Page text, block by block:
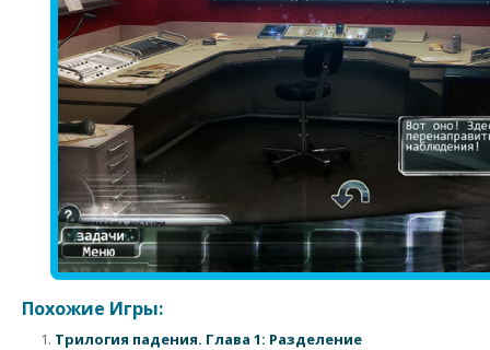
Похожие Игры:
Трилогия падения. Глава 1: Разделение